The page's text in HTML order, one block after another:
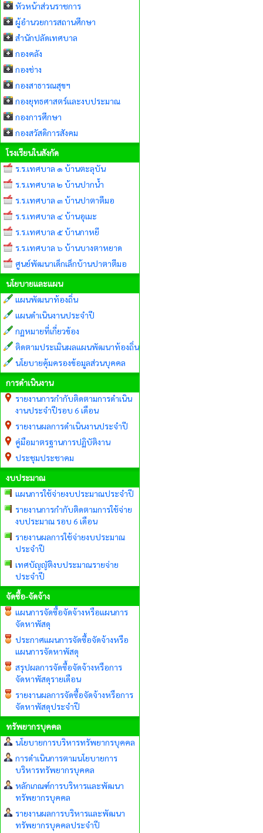
หัวหน้าส่วนราชการ
ผู้อำนวยการสถานศึกษา
สำนักปลัดเทศบาล
กองคลัง
กองช่าง
กองสาธารณสุขฯ
กองยุทธศาสตร์และงบประมาณ
กองการศึกษา
กองสวัสดิการสังคม
โรงเรียนในสังกัด
ร.ร.เทศบาล ๑ บ้านตะลุบัน
ร.ร.เทศบาล ๒ บ้านปากน้ำ
ร.ร.เทศบาล ๓ บ้านปาตาตีมอ
ร.ร.เทศบาล ๔ บ้านอุเมะ
ร.ร.เทศบาล ๕ บ้านกาหยี
ร.ร.เทศบาล ๖ บ้านบางตาหยาด
ศูนย์พัฒนาเด็กเล็กบ้านปาตาตีมอ
นโยบายและแผน
แผนพัฒนาท้องถิ่น
แผนดำเนินงานประจำปี
กฏหมายที่เกี่ยวข้อง
ติดตามประเมินผลแผนพัฒนาท้องถิ่น
นโยบายคุ้มครองข้อมูลส่วนบุคคล
การดำเนินงาน
รายงานการกำกับติดตามการดำเนิน
งานประจำปีรอบ 6 เดือน
รายงานผลการดำเนินงานประจำปี
คู่มือมาตรฐานการปฏิบัติงาน
ประชุมประชาคม
งบประมาณ
แผนการใช้จ่ายงบประมาณประจำปี
รายงานการกำกับติดตามการใช้จ่าย
งบประมาณ รอบ 6 เดือน
รายงานผลการใช้จ่ายงบประมาณ
ประจำปี
เทศบัญญัติงบประมาณรายจ่าย
ประจำปี
จัดซื้อ-จัดจ้าง
แผนการจัดซื้อจัดจ้างหรือแผนการ
จัดหาพัสดุ
ประกาศแผนการจัดซื้อจัดจ้างหรือ
แผนการจัดหาพัสดุ
สรุปผลการจัดซื้อจัดจ้างหรือการ
จัดหาพัสดุรายเดือน
รายงานผลการจัดซื้อจัดจ้างหรือการ
จัดหาพัสดุประจำปี
ทรัพยากรบุคคล
นโยบายการบริหารทรัพยากรบุคคล
การดำเนินการตามนโยบายการ
บริหารทรัพยากรบุคคล
หลักเกณฑ์การบริหารและพัฒนา
ทรัพยากรบุคคล
รายงานผลการบริหารและพัฒนา
ทรัพยากรบุคคลประจำปี